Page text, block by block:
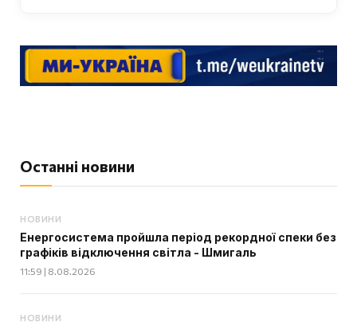
Останні новини
НОВИНИ
Енергосистема пройшла період рекордної спеки без
графіків відключення світла - Шмигаль
11:59 | 8.08.2026
НОВИНИ